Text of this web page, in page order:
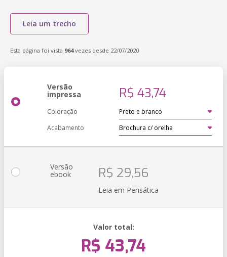
Leia um trecho
Esta página foi vista 964vezes desde 22/07/2020
Versão
impressa R$ 43,74
Coloração
Acabamento
Versão
ebook R$ 29,56
Leia em Pensática
Valor total:
R$ 43,74